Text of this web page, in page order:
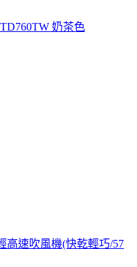
奶茶色
高速吹風機(快乾輕巧/57